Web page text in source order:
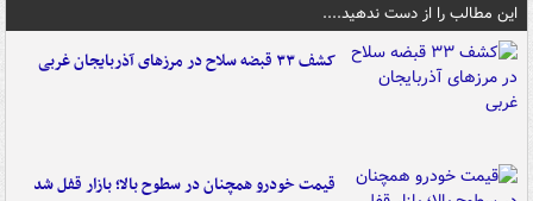
این مطالب را از دست ندهید....
کشف ۳۳ قبضه سلاح در مرزهای آذربایجان غربی
قیمت خودرو همچنان در سطوح بالا؛ بازار قفل شد